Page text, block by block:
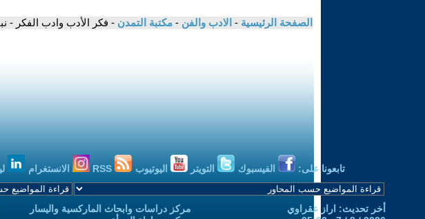
الصفحة الرئيسية - الادب والفن - مكتبة التمدن - فكر الأدب وادب الفكر -
تابعونا على: الفيسبوك التويتر اليوتيوب الانستغرام
أخر تحديث: اراز عقراوي
مركز دراسات وابحاث الماركسية واليسار